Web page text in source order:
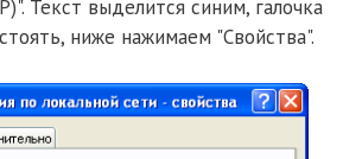
Текст выделится синим, галочка
ниже нажимаем "Свойства".